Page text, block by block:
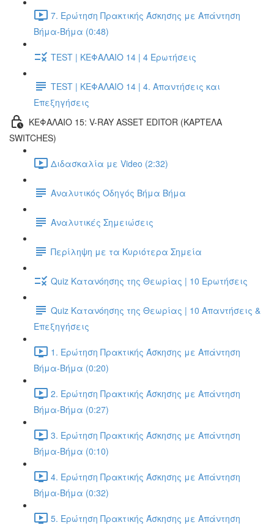
7. Ερώτηση Πρακτικής Άσκησης με Απάντηση
Βήμα-Βήμα (0:48)
TEST | ΚΕΦΑΛΑΙΟ 14 | 4 Ερωτήσεις
TEST | ΚΕΦΑΛΑΙΟ 14 | 4. Απαντήσεις και
Επεξηγήσεις
ΚΕΦΑΛΑΙΟ 15: V-RAY ASSET EDITOR (ΚΑΡΤΕΛΑ
SWITCHES)
Διδασκαλία με Video (2:32)
Αναλυτικός Οδηγός Βήμα Βήμα
Αναλυτικές Σημειώσεις
Περίληψη με τα Κυριότερα Σημεία
Quiz Κατανόησης της Θεωρίας | 10 Ερωτήσεις
Quiz Κατανόησης της Θεωρίας | 10 Απαντήσεις &
Επεξηγήσεις
1. Ερώτηση Πρακτικής Άσκησης με Απάντηση
Βήμα-Βήμα (0:20)
2. Ερώτηση Πρακτικής Άσκησης με Απάντηση
Βήμα-Βήμα (0:27)
3. Ερώτηση Πρακτικής Άσκησης με Απάντηση
Βήμα-Βήμα (0:10)
4. Ερώτηση Πρακτικής Άσκησης με Απάντηση
Βήμα-Βήμα (0:32)
5. Ερώτηση Πρακτικής Άσκησης με Απάντηση